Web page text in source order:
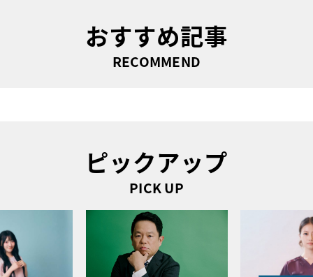
おすすめ記事
RECOMMEND
ピックアップ
PICK UP